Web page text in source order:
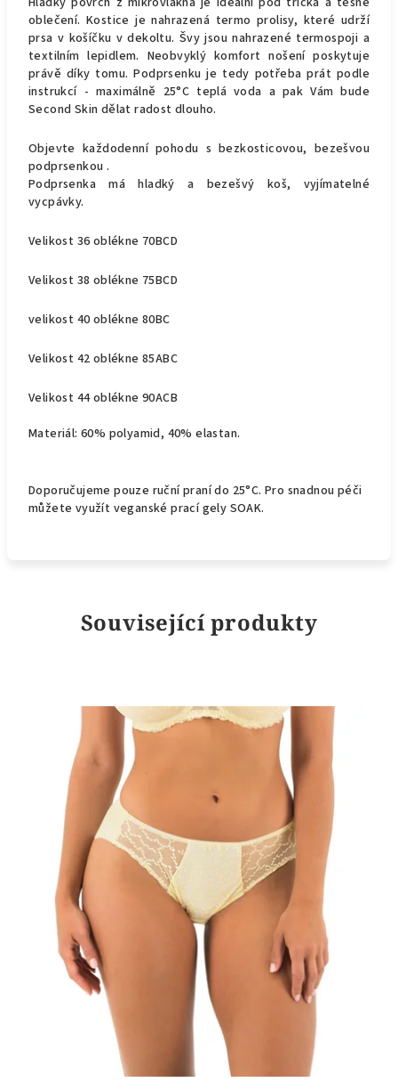
oblečení. Kostice je nahrazená termo prolisy, které udrží
prsa v košíčku v dekoltu. Švy jsou nahrazené termospoji a
textilním lepidlem. Neobvyklý komfort nošení poskytuje
právě díky tomu. Podprsenku je tedy potřeba prát podle
instrukcí - maximálně 25°C teplá voda a pak Vám bude
Second Skin dělat radost dlouho.
Objevte každodenní pohodu s bezkosticovou, bezešvou
podprsenkou .
Podprsenka má hladký a bezešvý koš, vyjímatelné
vycpávky.
Velikost 36 oblékne 70BCD
Velikost 38 oblékne 75BCD
velikost 40 oblékne 80BC
Velikost 42 oblékne 85ABC
Velikost 44 oblékne 90ACB
Materiál: 60% polyamid, 40% elastan.
Doporučujeme pouze ruční praní do 25°C. Pro snadnou péči
můžete využít veganské prací gely SOAK.
Související produkty